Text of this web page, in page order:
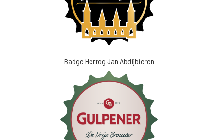
Badge Hertog Jan Abdijbieren